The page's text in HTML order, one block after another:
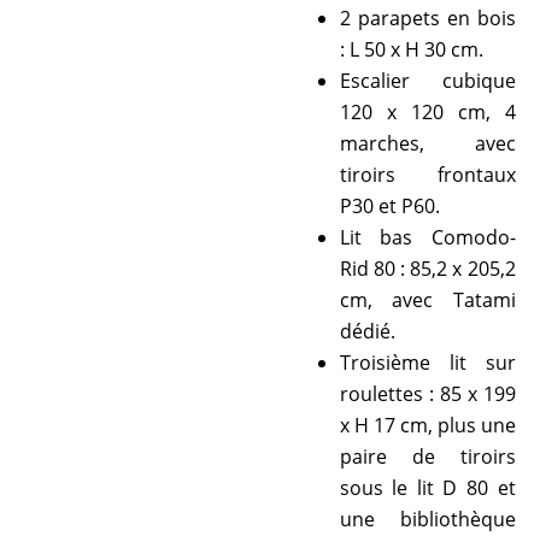
2 parapets en bois
: L 50 x H 30 cm.
Escalier cubique
120 x 120 cm, 4
marches, avec
tiroirs frontaux
P30 et P60.
Lit bas Comodo-
Rid 80 : 85,2 x 205,2
cm, avec Tatami
dédié.
Troisième lit sur
roulettes : 85 x 199
x H 17 cm, plus une
paire de tiroirs
sous le lit D 80 et
une bibliothèque